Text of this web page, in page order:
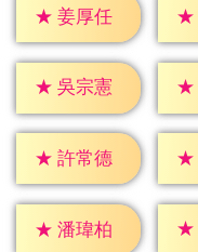
★ 姜厚任 ★
★ 吳宗憲 ★
★ 許常德 ★
★ 潘瑋柏 ★